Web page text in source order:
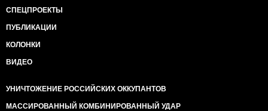
СПЕЦПРОЕКТЫ
ПУБЛИКАЦИИ
КОЛОНКИ
ВИДЕО
УНИЧТОЖЕНИЕ РОССИЙСКИХ ОККУПАНТОВ
МАССИРОВАННЫЙ КОМБИНИРОВАННЫЙ УДАР